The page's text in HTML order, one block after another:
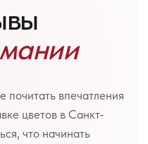
почитать впечатления
цветов в Санкт-
что начинать